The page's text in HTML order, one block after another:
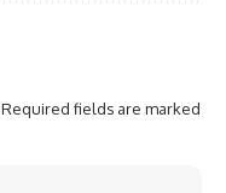
Required fields are marked